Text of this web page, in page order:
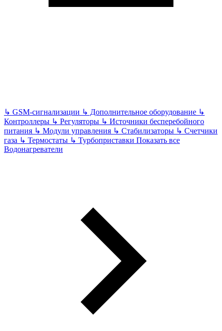
↳ GSM-сигнализации ↳ Дополнительное оборудование ↳
Контроллеры ↳ Регуляторы ↳ Источники бесперебойного
питания ↳ Модули управления ↳ Стабилизаторы ↳ Счетчики
газа ↳ Термостаты ↳ Турбоприставки Показать все
Водонагреватели